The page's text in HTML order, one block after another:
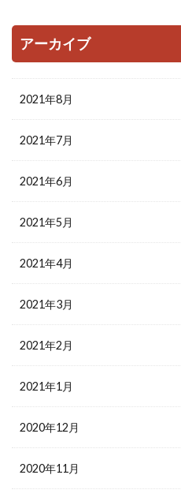
アーカイブ
2021年8月
2021年7月
2021年6月
2021年5月
2021年4月
2021年3月
2021年2月
2021年1月
2020年12月
2020年11月